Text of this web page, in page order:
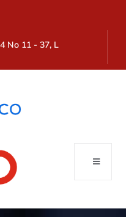
No 11 - 37, L